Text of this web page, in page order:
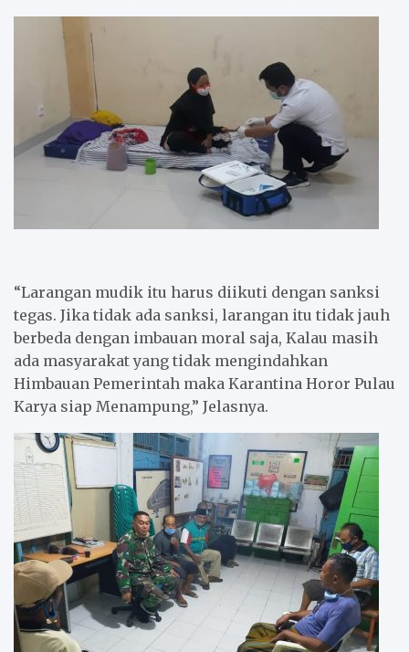
“Larangan mudik itu harus diikuti dengan sanksi
tegas. Jika tidak ada sanksi, larangan itu tidak jauh
berbeda dengan imbauan moral saja, Kalau masih
ada masyarakat yang tidak mengindahkan
Himbauan Pemerintah maka Karantina Horor Pulau
Karya siap Menampung,” Jelasnya.